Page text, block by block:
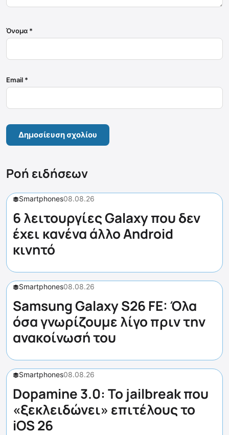
Όνομα *
Email *
Ροή ειδήσεων
Smartphones08.08.26
6 λειτουργίες Galaxy που δεν
έχει κανένα άλλο Android
κινητό
Smartphones08.08.26
Samsung Galaxy S26 FE: Όλα
όσα γνωρίζουμε λίγο πριν την
ανακοίνωσή του
Smartphones08.08.26
Dopamine 3.0: Το jailbreak που
«ξεκλειδώνει» επιτέλους το
iOS 26